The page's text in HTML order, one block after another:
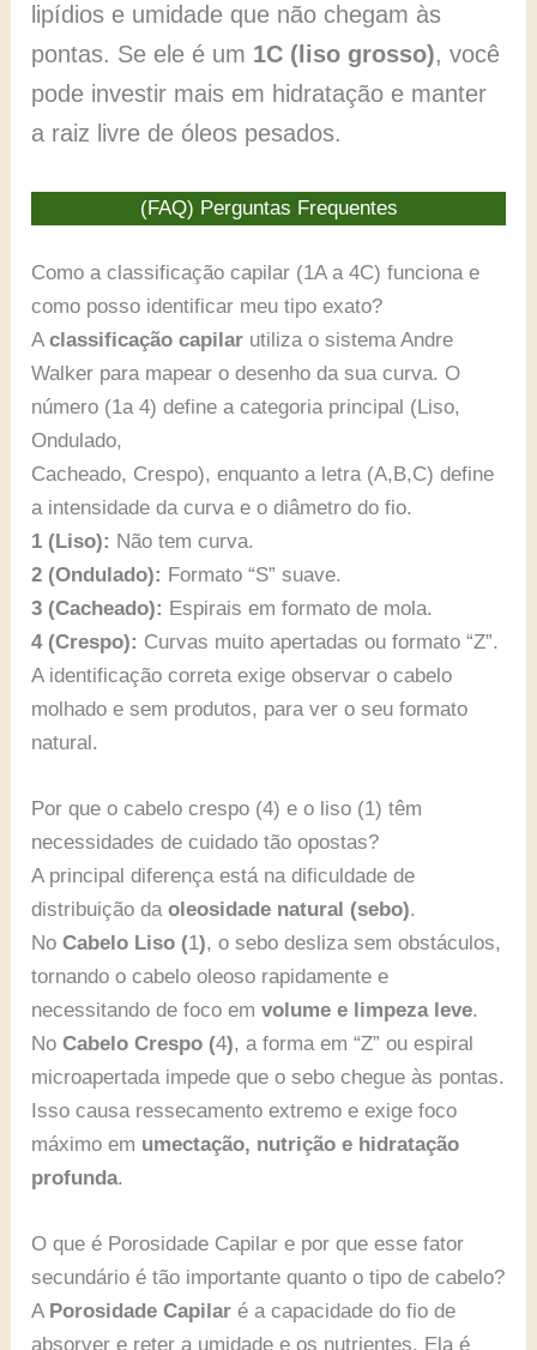
lipídios e umidade que não chegam às
pontas. Se ele é um 1C (liso grosso), você
pode investir mais em hidratação e manter
a raiz livre de óleos pesados.
(FAQ) Perguntas Frequentes
Como a classificação capilar (1A a 4C) funciona e
como posso identificar meu tipo exato?
Aclassificação capilar utiliza o sistema Andre
Walker para mapear o desenho da sua curva. O
número (1a 4) define a categoria principal (Liso,
Ondulado,
Cacheado, Crespo), enquanto a letra (A,B,C) define
a intensidade da curva e o diâmetro do fio.
1 (Liso): Não tem curva.
2 (Ondulado): Formato “S” suave.
3 (Cacheado): Espirais em formato de mola.
4 (Crespo): Curvas muito apertadas ou formato “Z”.
A identificação correta exige observar o cabelo
molhado e sem produtos, para ver o seu formato
natural.
Por que o cabelo crespo (4) e o liso (1) têm
necessidades de cuidado tão opostas?
A principal diferença está na dificuldade de
distribuição daoleosidade natural (sebo).
NoCabelo Liso (1), o sebo desliza sem obstáculos,
tornando o cabelo oleoso rapidamente e
necessitando de foco emvolume e limpeza leve.
NoCabelo Crespo (4), a forma em “Z” ou espiral
microapertada impede que o sebo chegue às pontas.
Isso causa ressecamento extremo e exige foco
máximo em umectação, nutrição e hidratação
profunda.
O que é Porosidade Capilar e por que esse fator
secundário é tão importante quanto o tipo de cabelo?
A Porosidade Capilar é a capacidade do fio de
absorver e reter a umidade e os nutrientes. Ela é